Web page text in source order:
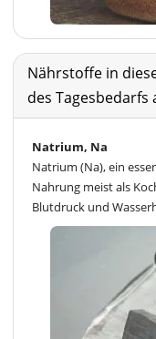
Nährstoffe in
des Tagesbedarfs
Natrium, Na
Natrium (Na), ein
Nahrung meist als
Blutdruck und